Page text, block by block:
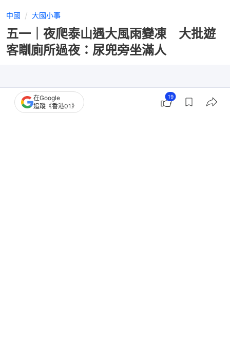
中國 大國小事
五一｜夜爬泰山遇大風雨變凍 大批遊
客瞓廁所過夜：尿兜旁坐滿人
在Google
追蹤《香港01》
19